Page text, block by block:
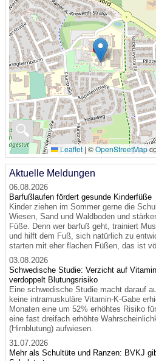
🔍
Leaflet | ©OpenStreetMap
Aktuelle Meldungen
06.08.2026
Barfußlaufen fördert gesunde Kinderfüße
Kinder ziehen im Sommer gerne die
Wiesen, Sand und Waldboden und
Füße. Denn wer barfuß geht, trainiert
und hilft dem Fuß, sich natürlich zu
starten mit eher flachen Füßen, das ist
03.08.2026
Schwedische Studie: Verzicht auf
verdoppelt Blutungsrisiko
Eine schwedische Studie macht darauf
keine intramuskuläre Vitamin-K-Gabe
Monaten eine um 52% erhöhtes Risiko
eine fast dreifach erhöhte
(Hirnblutung) aufwiesen.
31.07.2026
Mehr als Schultüte und Ranzen: BVKJ